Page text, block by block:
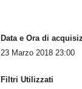
Data e Ora di
23 Marzo 2018 23:00
Filtri Utilizzati